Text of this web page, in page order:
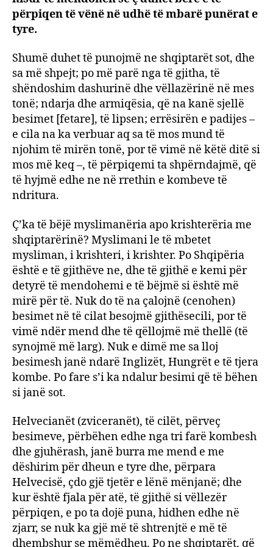
përpiqen të vënë në udhë të mbarë punërat e
tyre.
Shumë duhet të punojmë ne shqiptarët sot, dhe
sa më shpejt; po më parë nga të gjitha, të
shëndoshim dashurinë dhe vëllazërinë në mes
tonë; ndarja dhe armiqësia, që na kanë sjellë
besimet [fetare], të lipsen; errësirën e padijes –
e cila na ka verbuar aq sa të mos mund të
njohim të mirën tonë, por të vimë në këtë ditë si
mos më keq –, të përpiqemi ta shpërndajmë, që
të hyjmë edhe ne në rrethin e kombeve të
ndritura.
Ç’ka të bëjë myslimanëria apo krishterëria me
shqiptarërinë? Myslimani le të mbetet
mysliman, i krishteri, i krishter. Po Shqipëria
është e të gjithëve ne, dhe të gjithë e kemi për
detyrë të mendohemi e të bëjmë si është më
mirë për të. Nuk do të na çalojnë (cenohen)
besimet në të cilat besojmë gjithësecili, por të
vimë ndër mend dhe të qëllojmë më thellë (të
synojmë më larg). Nuk e dimë me sa lloj
besimesh janë ndarë Inglizët, Hungrët e të tjera
kombe. Po fare s’i ka ndalur besimi që të bëhen
si janë sot.
Helvecianët (zviceranët), të cilët, përveç
besimeve, përbëhen edhe nga tri farë kombesh
dhe gjuhërash, janë burra me mend e me
dëshirim për dheun e tyre dhe, përpara
Helvecisë, çdo gjë tjetër e lënë mënjanë; dhe
kur është fjala për atë, të gjithë si vëllezër
përpiqen, e po ta dojë puna, hidhen edhe në
zjarr, se nuk ka gjë më të shtrenjtë e më të
dhembshur se mëmëdheu. Po ne shqiptarët, që